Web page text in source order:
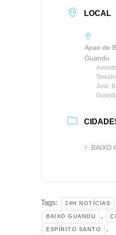
LOCAL
Apae de
Guandu
José,
BAIXO
Tags: 24H NOTÍCIAS
BAIXO GUANDU ,
ESPÍRITO SANTO ,